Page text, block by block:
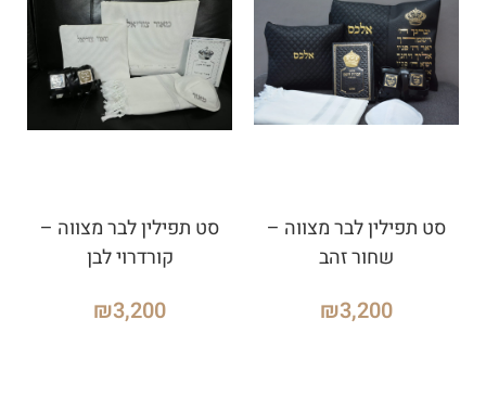
סט תפילין לבר מצווה –
שחור זהב
₪3,200
סט תפילין לבר מצווה –
קורדרוי לבן
₪3,200